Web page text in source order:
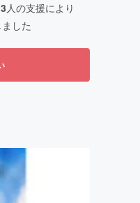
人の支援により
した